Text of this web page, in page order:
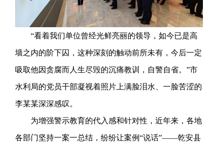
“看着我们单位曾经光鲜亮丽的领导，如今已是高
墙之内的阶下囚，这种深刻的触动前所未有，今后一定
吸取他因贪腐而人生尽毁的沉痛教训，自警自省。”市
水利局的党员干部凝视着照片上满脸泪水、一脸苦涩的
李某某深深感叹。
为增强警示教育的代入感和针对性，近年来，各地
各部门坚持一案一总结，纷纷让案例“说话”——乾安县